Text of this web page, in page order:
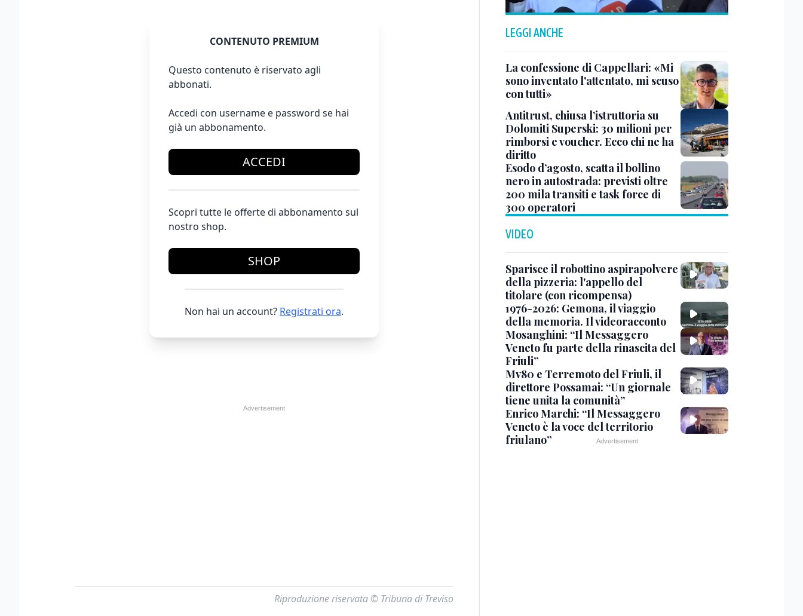
CONTENUTO PREMIUM
Questo contenuto è riservato agli
abbonati.
Accedi con username e password se hai
già un abbonamento.
ACCEDI
Scopri tutte le offerte di abbonamento sul
nostro shop.
SHOP
Non hai un account? Registrati ora.
Riproduzione riservata © Tribuna di Treviso
LEGGI ANCHE
La confessione di Cappellari: «Mi
sono inventato l'attentato, mi scuso
con tutti»
Antitrust, chiusa l’istruttoria su
Dolomiti Superski: 30 milioni per
rimborsi e voucher. Ecco chi ne ha
diritto
Esodo d’agosto, scatta il bollino
nero in autostrada: previsti oltre
200 mila transiti e task force di
300 operatori
VIDEO
Sparisce il robottino aspirapolvere
della pizzeria: l'appello del
titolare (con ricompensa)
1976-2026: Gemona, il viaggio
della memoria. Il videoracconto
Mosanghini: “Il Messaggero
Veneto fu parte della rinascita del
Friuli”
Mv80 e Terremoto del Friuli, il
direttore Possamai: “Un giornale
tiene unita la comunità”
Enrico Marchi: “Il Messaggero
Veneto è la voce del territorio
friulano”